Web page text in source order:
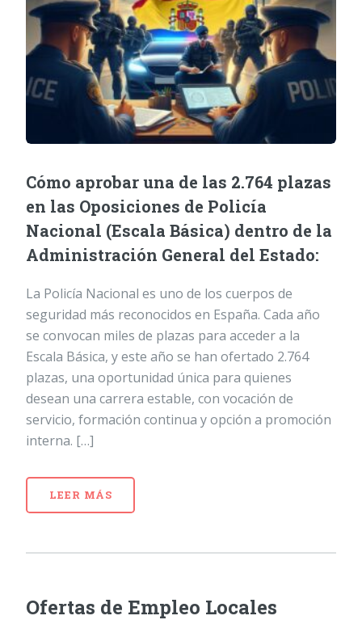
Cómo aprobar una de las 2.764 plazas
en las Oposiciones de Policía
Nacional (Escala Básica) dentro de la
Administración General del Estado:
La Policía Nacional es uno de los cuerpos de
seguridad más reconocidos en España. Cada año
se convocan miles de plazas para acceder a la
Escala Básica, y este año se han ofertado 2.764
plazas, una oportunidad única para quienes
desean una carrera estable, con vocación de
servicio, formación continua y opción a promoción
interna. […]
LEER MÁS
Ofertas de Empleo Locales